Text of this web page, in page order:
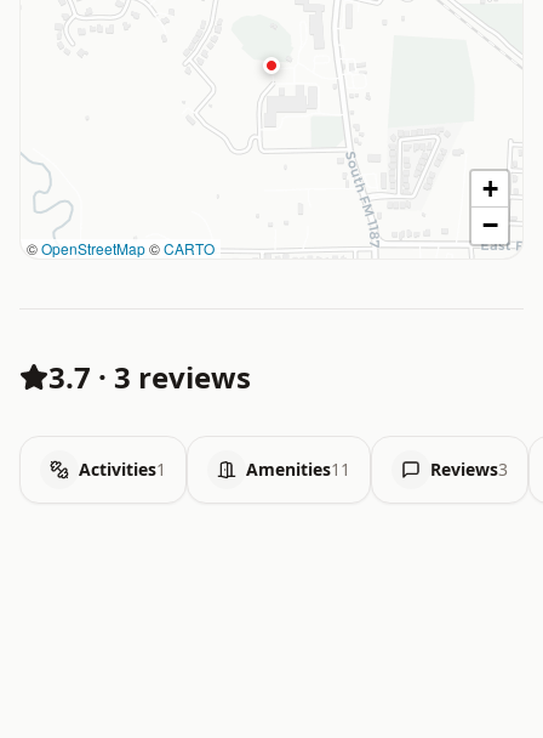
©OpenStreetMap©CARTO
+
−
3.7 · 3 reviews
Activities1 Amenities11 Reviews3